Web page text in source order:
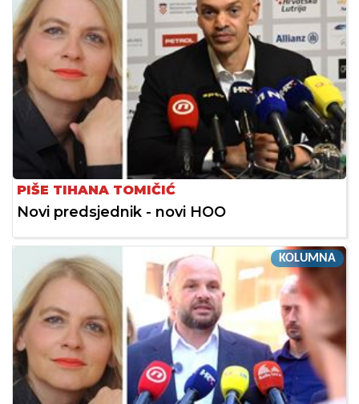
PIŠE TIHANA TOMIČIĆ
Novi predsjednik - novi HOO
KOLUMNA